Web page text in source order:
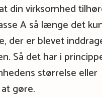
din virksomhed
A så længe det
der er blevet
Så det har i
størrelse eller
gøre.